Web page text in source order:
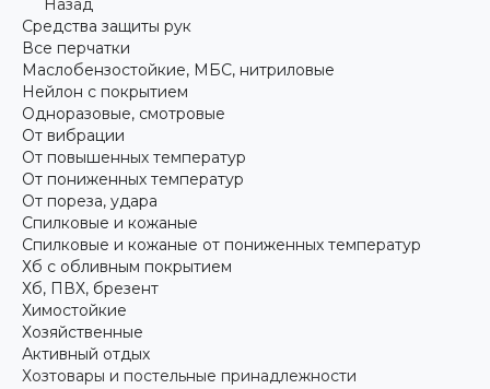
Средства защиты рук
Все перчатки
Маслобензостойкие, МБС, нитриловые
Нейлон с покрытием
Одноразовые, смотровые
От вибрации
От повышенных температур
От пониженных температур
От пореза, удара
Спилковые и кожаные
Спилковые и кожаные от пониженных температур
Хб с обливным покрытием
Хб, ПВХ, брезент
Химостойкие
Хозяйственные
Активный отдых
Хозтовары и постельные принадлежности